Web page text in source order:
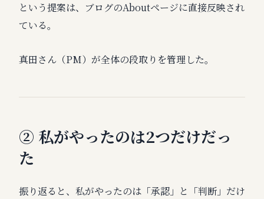
という提案は、ブログのAboutページに直接反映され
ている。
真田さん（PM）が全体の段取りを管理した。
② 私がやったのは2つだけだっ
た
振り返ると、私がやったのは「承認」と「判断」だけ